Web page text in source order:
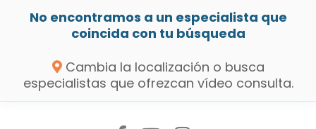
No encontramos a un especialista que
coincida con tu búsqueda
Cambia la localización o busca
especialistas que ofrezcan vídeo consulta.